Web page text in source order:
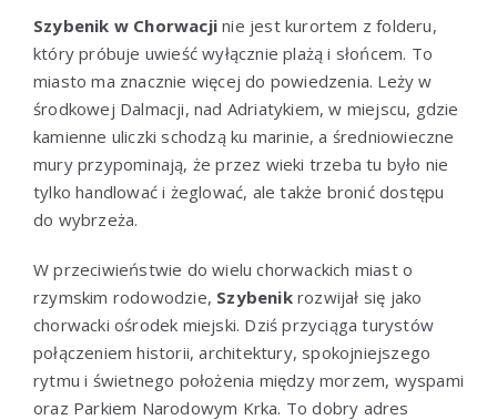
Szybenik w Chorwacji nie jest kurortem z folderu,
który próbuje uwieść wyłącznie plażą i słońcem. To
miasto ma znacznie więcej do powiedzenia. Leży w
środkowej Dalmacji, nad Adriatykiem, w miejscu, gdzie
kamienne uliczki schodzą ku marinie, a średniowieczne
mury przypominają, że przez wieki trzeba tu było nie
tylko handlować i żeglować, ale także bronić dostępu
do wybrzeża.
W przeciwieństwie do wielu chorwackich miast o
rzymskim rodowodzie, Szybenikrozwijał się jako
chorwacki ośrodek miejski. Dziś przyciąga turystów
połączeniem historii, architektury, spokojniejszego
rytmu i świetnego położenia między morzem, wyspami
oraz Parkiem Narodowym Krka. To dobry adres